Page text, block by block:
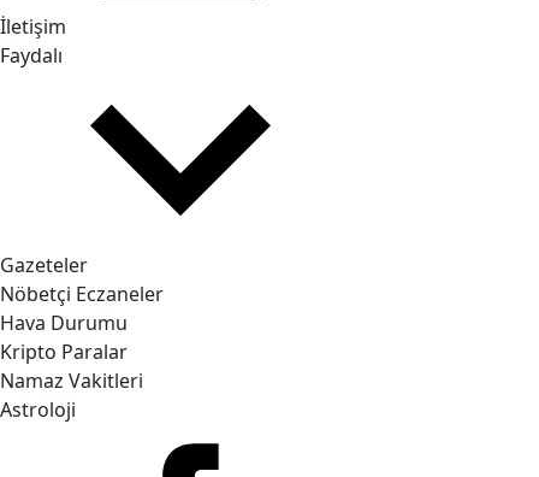
İletişim
Faydalı
Gazeteler
Nöbetçi Eczaneler
Hava Durumu
Kripto Paralar
Namaz Vakitleri
Astroloji